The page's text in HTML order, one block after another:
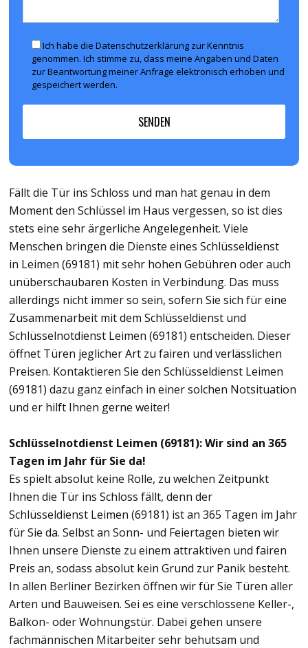
Ich habe die Datenschutzerklärung zur Kenntnis
genommen. Ich stimme zu, dass meine Angaben und Daten
zur Beantwortung meiner Anfrage elektronisch erhoben und
gespeichert werden.
Fällt die Tür ins Schloss und man hat genau in dem
Moment den Schlüssel im Haus vergessen, so ist dies
stets eine sehr ärgerliche Angelegenheit. Viele
Menschen bringen die Dienste eines Schlüsseldienst
in Leimen (69181) mit sehr hohen Gebühren oder auch
unüberschaubaren Kosten in Verbindung. Das muss
allerdings nicht immer so sein, sofern Sie sich für eine
Zusammenarbeit mit dem Schlüsseldienst und
Schlüsselnotdienst Leimen (69181) entscheiden. Dieser
öffnet Türen jeglicher Art zu fairen und verlässlichen
Preisen. Kontaktieren Sie den Schlüsseldienst Leimen
(69181) dazu ganz einfach in einer solchen Notsituation
und er hilft Ihnen gerne weiter!
Schlüsselnotdienst Leimen (69181): Wir sind an 365
Tagen im Jahr für Sie da!
Es spielt absolut keine Rolle, zu welchen Zeitpunkt
Ihnen die Tür ins Schloss fällt, denn der
Schlüsseldienst Leimen (69181) ist an 365 Tagen im Jahr
für Sie da. Selbst an Sonn- und Feiertagen bieten wir
Ihnen unsere Dienste zu einem attraktiven und fairen
Preis an, sodass absolut kein Grund zur Panik besteht.
In allen Berliner Bezirken öffnen wir für Sie Türen aller
Arten und Bauweisen. Sei es eine verschlossene Keller-,
Balkon- oder Wohnungstür. Dabei gehen unsere
fachmännischen Mitarbeiter sehr behutsam und